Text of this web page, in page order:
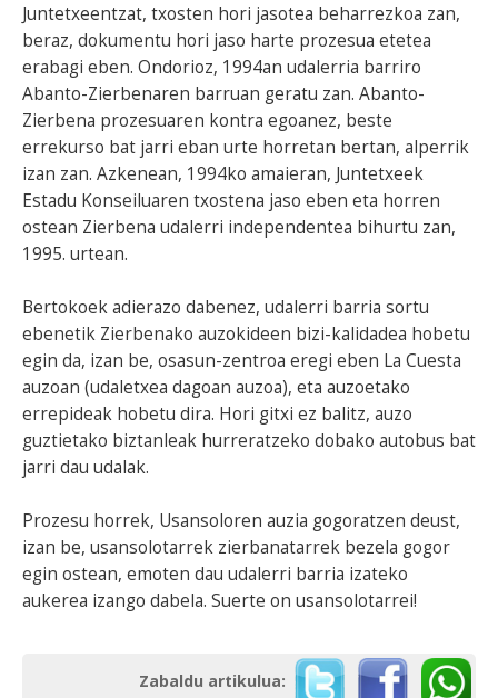
Juntetxeentzat, txosten hori jasotea beharrezkoa zan,
beraz, dokumentu hori jaso harte prozesua etetea
erabagi eben. Ondorioz, 1994an udalerria barriro
Abanto-Zierbenaren barruan geratu zan. Abanto-
Zierbena prozesuaren kontra egoanez, beste
errekurso bat jarri eban urte horretan bertan, alperrik
izan zan. Azkenean, 1994ko amaieran, Juntetxeek
Estadu Konseiluaren txostena jaso eben eta horren
ostean Zierbena udalerri independentea bihurtu zan,
1995. urtean.
Bertokoek adierazo dabenez, udalerri barria sortu
ebenetik Zierbenako auzokideen bizi-kalidadea hobetu
egin da, izan be, osasun-zentroa eregi eben La Cuesta
auzoan (udaletxea dagoan auzoa), eta auzoetako
errepideak hobetu dira. Hori gitxi ez balitz, auzo
guztietako biztanleak hurreratzeko dobako autobus bat
jarri dau udalak.
Prozesu horrek, Usansoloren auzia gogoratzen deust,
izan be, usansolotarrek zierbanatarrek bezela gogor
egin ostean, emoten dau udalerri barria izateko
aukerea izango dabela. Suerte on usansolotarrei!
Zabaldu artikulua: